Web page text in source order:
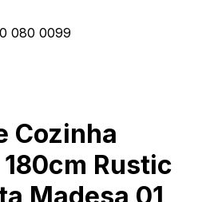
080 0099
Cozinha
Rustic